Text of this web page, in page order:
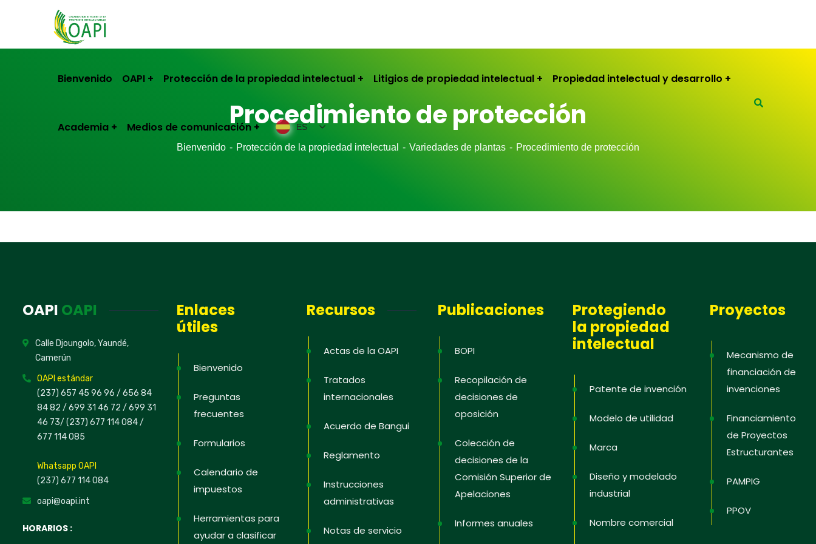
Bienvenido OAPI Protección de la propiedad intelectual Litigios de propiedad intelectual Propiedad intelectual y desarrollo
Academia Medios de comunicación ES
Procedimiento de protección
Bienvenido Protección de la propiedad intelectual Variedades de plantas Procedimiento de protección
OAPI OAPI
Calle Djoungolo, Yaundé,
Camerún
OAPI estándar
(237) 657 45 96 96 / 656 84
84 82 / 699 31 46 72 / 699 31
46 73/ (237) 677 114 084 /
677 114 085
Whatsapp OAPI
(237) 677 114 084
oapi@oapi.int
HORARIOS :
Enlaces
útiles
Bienvenido
Preguntas
frecuentes
Formularios
Calendario de
impuestos
Herramientas para
ayudar a clasificar
Recursos
Actas de la OAPI
Tratados
internacionales
Acuerdo de Bangui
Reglamento
Instrucciones
administrativas
Notas de servicio
Publicaciones
BOPI
Recopilación de
decisiones de
oposición
Colección de
decisiones de la
Comisión Superior de
Apelaciones
Informes anuales
Protegiendo
la propiedad
intelectual
Patente de invención
Modelo de utilidad
Marca
Diseño y modelado
industrial
Nombre comercial
Proyectos
Mecanismo de
financiación de
invenciones
Financiamiento
de Proyectos
Estructurantes
PAMPIG
PPOV
Hoja informativa
ofertas de capacitación; noticias de propiedad
intelectual en los Estados, consejos para proteger y
defender tus derechos, videos educativos.